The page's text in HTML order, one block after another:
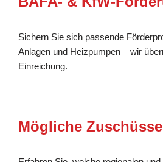
Sichern Sie sich passende
Anlagen und Heizpumpen – wir
Einreichung.
Mögliche Zuschüsse